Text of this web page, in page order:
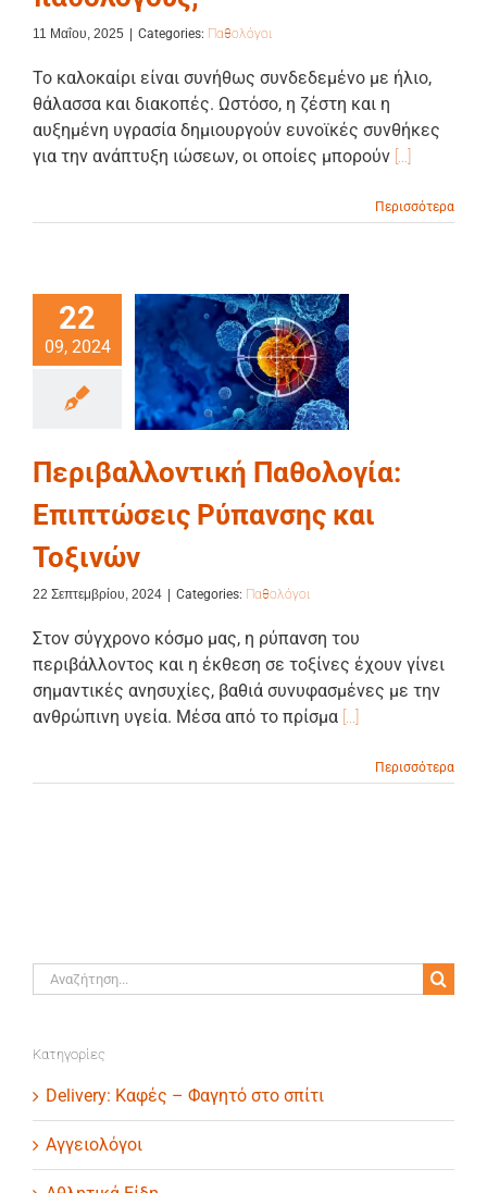
11 Μαΐου, 2025 Categories: Παθολόγοι
Το καλοκαίρι είναι συνήθως συνδεδεμένο με ήλιο,
θάλασσα και διακοπές. Ωστόσο, η ζέστη και η
αυξημένη υγρασία δημιουργούν ευνοϊκές συνθήκες
για την ανάπτυξη ιώσεων, οι οποίες μπορούν [...]
Περισσότερα
22
09, 2024
Περιβαλλοντική Παθολογία:
Επιπτώσεις Ρύπανσης και
Τοξινών
22 Σεπτεμβρίου, 2024 | Categories: Παθολόγοι
Στον σύγχρονο κόσμο μας, η ρύπανση του
περιβάλλοντος και η έκθεση σε τοξίνες έχουν γίνει
σημαντικές ανησυχίες, βαθιά συνυφασμένες με την
ανθρώπινη υγεία. Μέσα από το πρίσμα [...]
Περισσότερα
Αναζήτηση
...
Kατηγορίες
Delivery: Καφές – Φαγητό στο σπίτι
Αγγειολόγοι